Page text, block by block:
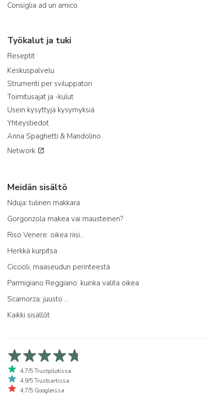
Consiglia ad un amico
Työkalut ja tuki
Reseptit
Keskuspalvelu
Strumenti per sviluppatori
Toimitusajat ja -kulut
Usein kysyttyjä kysymyksiä
Yhteystiedot
Anna Spaghetti & Mandolino
Network
Meidän sisältö
Nduja: tulinen makkara
Gorgonzola makea vai mausteinen?
Riso Venere: oikea riisi...
Herkkä kurpitsa
Ciccioli, maaseudun perinteestä
Parmigiano Reggiano: kuinka valita oikea
Scamorza: juusto ...
Kaikki sisällöt
4,7/5 Trustpilotissa
4,9/5 Trustcartissa
4,7/5 Googleissa